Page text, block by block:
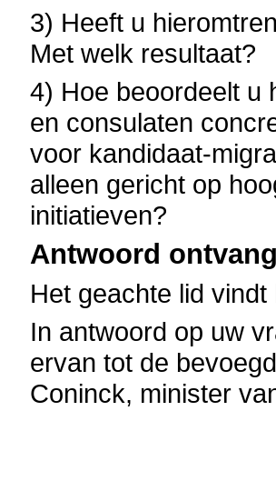
3) Heeft u
Met welk resultaat?
4) Hoe beoordeelt u
en consulaten
voor kandidaat-
alleen gericht op
initiatieven?
Antwoord
Het geachte lid
In antwoord op uw
ervan tot de
Coninck, minister